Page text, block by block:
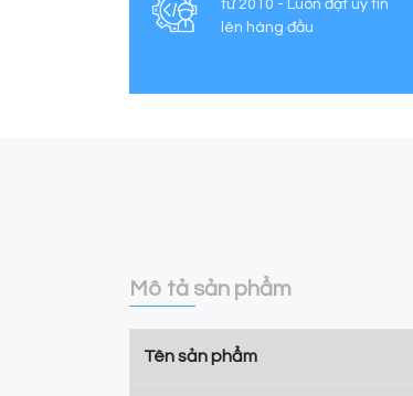
từ 2010 - Luôn đặt uy tín
lên hàng đầu
Mô tả sản phẩm
Tên sản phẩm